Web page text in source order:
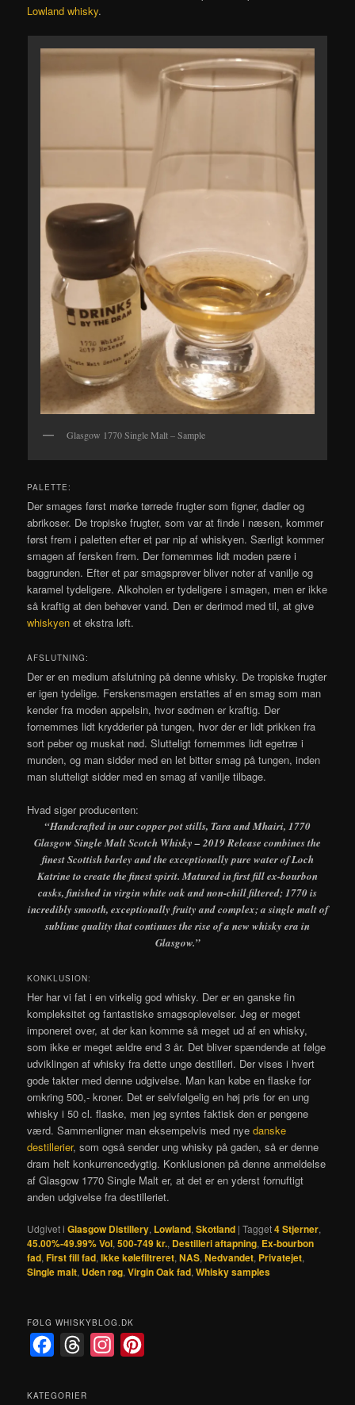
Lowland whisky.
Glasgow 1770 Single Malt – Sample
PALETTE:
Der smages først mørke tørrede frugter som figner, dadler og
abrikoser. De tropiske frugter, som var at finde i næsen, kommer
først frem i paletten efter et par nip af whiskyen. Særligt kommer
smagen af fersken frem. Der fornemmes lidt moden pære i
baggrunden. Efter et par smagsprøver bliver noter af vanilje og
karamel tydeligere. Alkoholen er tydeligere i smagen, men er ikke
så kraftig at den behøver vand. Den er derimod med til, at give
whiskyen et ekstra løft.
AFSLUTNING:
Der er en medium afslutning på denne whisky. De tropiske frugter
er igen tydelige. Ferskensmagen erstattes af en smag som man
kender fra moden appelsin, hvor sødmen er kraftig. Der
fornemmes lidt krydderier på tungen, hvor der er lidt prikken fra
sort peber og muskat nød. Slutteligt fornemmes lidt egetræ i
munden, og man sidder med en let bitter smag på tungen, inden
man slutteligt sidder med en smag af vanilje tilbage.
Hvad siger producenten:
“Handcrafted in our copper pot stills, Tara and Mhairi, 1770
Glasgow Single Malt Scotch Whisky – 2019 Release combines the
finest Scottish barley and the exceptionally pure water of Loch
Katrine to create the finest spirit. Matured in first fill ex-bourbon
casks, finished in virgin white oak and non-chill filtered; 1770 is
incredibly smooth, exceptionally fruity and complex; a single malt of
sublime quality that continues the rise of a new whisky era in
Glasgow.”
KONKLUSION:
Her har vi fat i en virkelig god whisky. Der er en ganske fin
kompleksitet og fantastiske smagsoplevelser. Jeg er meget
imponeret over, at der kan komme så meget ud af en whisky,
som ikke er meget ældre end 3 år. Det bliver spændende at følge
udviklingen af whisky fra dette unge destilleri. Der vises i hvert
gode takter med denne udgivelse. Man kan købe en flaske for
omkring 500,- kroner. Det er selvfølgelig en høj pris for en ung
whisky i 50 cl. flaske, men jeg syntes faktisk den er pengene
værd. Sammenligner man eksempelvis med nyedanske
destillerier, som også sender ung whisky på gaden, så er denne
dram helt konkurrencedygtig. Konklusionen på denne anmeldelse
af Glasgow 1770 Single Malt er, at det er en yderst fornuftigt
anden udgivelse fra destilleriet.
Udgivet i Glasgow Distillery, Lowland,Skotland |Tagget4 Stjerner,
45.00%-49.99% Vol,500-749 kr., Destilleri aftapning, Ex-bourbon
fad,First fill fad,Ikke kølefiltreret,NAS,Nedvandet, Privatejet,
Single malt, Uden røg,Virgin Oak fad,Whisky samples
FØLG WHISKYBLOG.DK
c
r
KATEGORIER